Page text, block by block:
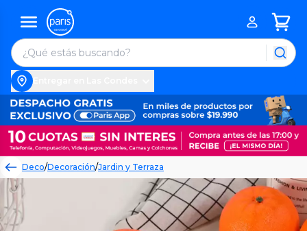
Deco/Decoración/Jardin y Terraza